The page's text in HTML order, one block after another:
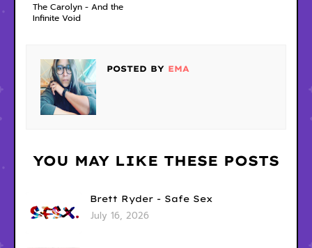
The Carolyn - And the
Infinite Void
POSTED BY EMA
YOU MAY LIKE THESE POSTS
Brett Ryder - Safe Sex
July 16, 2026